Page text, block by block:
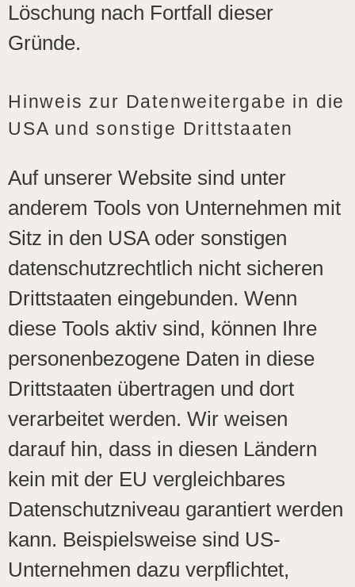
Löschung nach Fortfall dieser
Gründe.
Hinweis zur Datenweitergabe in die
USA und sonstige Drittstaaten
Auf unserer Website sind unter
anderem Tools von Unternehmen mit
Sitz in den USA oder sonstigen
datenschutzrechtlich nicht sicheren
Drittstaaten eingebunden. Wenn
diese Tools aktiv sind, können Ihre
personenbezogene Daten in diese
Drittstaaten übertragen und dort
verarbeitet werden. Wir weisen
darauf hin, dass in diesen Ländern
kein mit der EU vergleichbares
Datenschutzniveau garantiert werden
kann. Beispielsweise sind US-
Unternehmen dazu verpflichtet,